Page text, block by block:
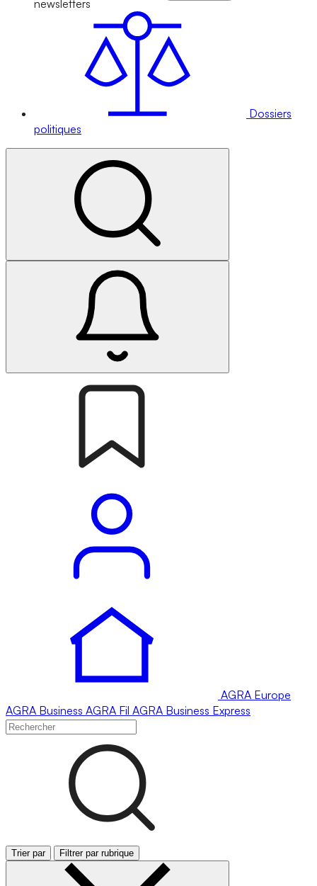
newsletters
Dossiers
politiques
AGRA Europe
AGRA Business AGRA Fil AGRA Business Express
Trier par Filtrer par rubrique